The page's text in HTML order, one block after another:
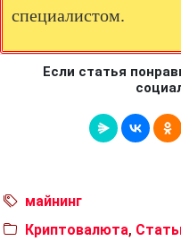
специалистом.
Если статья
майнинг
Криптовалюта,